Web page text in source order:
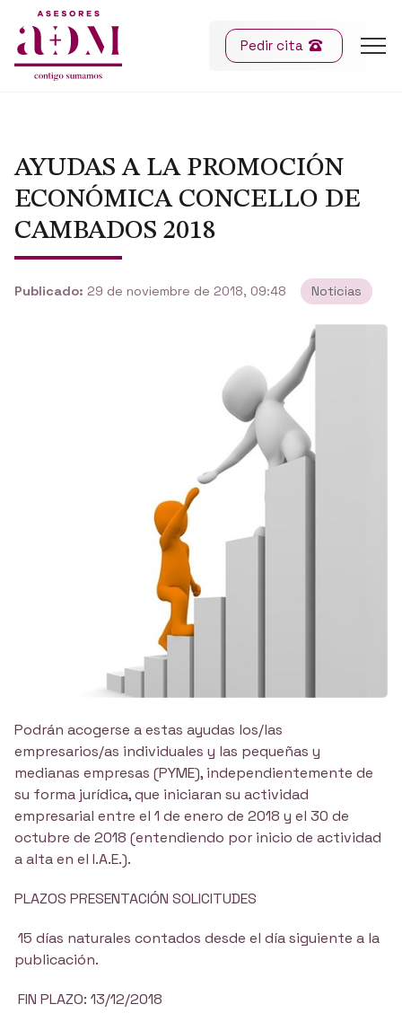
Pedir cita
AYUDAS A LA PROMOCIÓN
ECONÓMICA CONCELLO DE
CAMBADOS 2018
Publicado: 29 de noviembre de 2018, 09:48 Noticias
Podrán acogerse a estas ayudas los/las
empresarios/as individuales y las pequeñas y
medianas empresas (PYME), independientemente de
su forma jurídica, que iniciaran su actividad
empresarial entre el 1 de enero de 2018 y el 30 de
octubre de 2018 (entendiendo por inicio de actividad
a alta en el I.A.E.).
PLAZOS PRESENTACIÓN SOLICITUDES
15 días naturales contados desde el día siguiente a la
publicación.
FIN PLAZO: 13/12/2018